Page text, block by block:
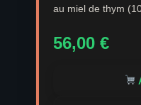
au miel de thym
56,00 €